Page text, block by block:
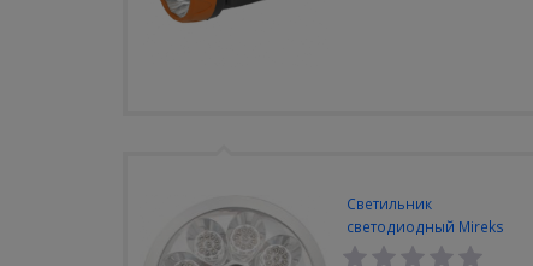
Светильник
светодиодный Mireks
С-310-80-S (5W/4000-